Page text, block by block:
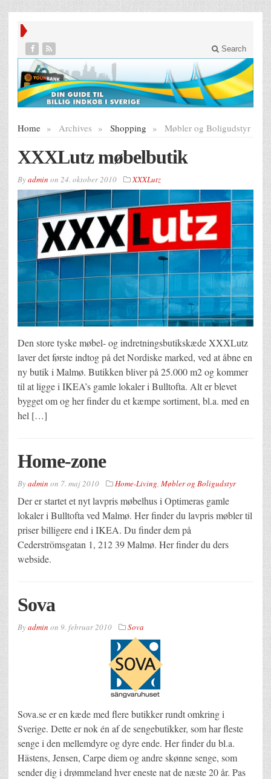
Search
Home » Archives » Shopping » Møbler og Boligudstyr
XXXLutz møbelbutik
Byadmin on 24. oktober 2010 XXXLutz
Den store tyske møbel- og indretningsbutikskæde XXXLutz
laver det første indtog på det Nordiske marked, ved at åbne en
ny butik i Malmø. Butikken bliver på 25.000 m2 og kommer
til at ligge i IKEA’s gamle lokaler i Bulltofta. Alt er blevet
bygget om og her finder du et kæmpe sortiment, bl.a. med en
hel […]
Home-zone
Byadmin on 7. maj 2010 Home-Living, Møbler og Boligudstyr
Der er startet et nyt lavpris møbelhus i Optimeras gamle
lokaler i Bulltofta ved Malmø. Her finder du lavpris møbler til
priser billigere end i IKEA. Du finder dem på
Cederströmsgatan 1, 212 39 Malmø. Her finder du ders
webside.
Sova
Byadmin on 9. februar 2010 Sova
Sova.se er en kæde med flere butikker rundt omkring i
Sverige. Dette er nok én af de sengebutikker, som har fleste
senge i den mellemdyre og dyre ende. Her finder du bl.a.
Hästens, Jensen, Carpe diem og andre skønne senge, som
sender dig i drømmeland hver eneste nat de næste 20 år. Pas